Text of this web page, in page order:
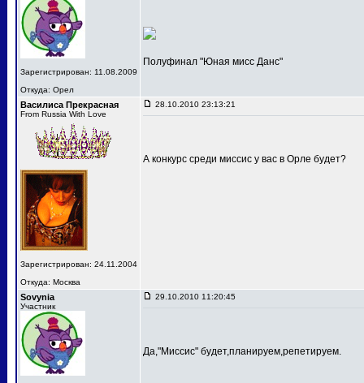
Зарегистрирован: 11.08.2009
Откуда: Орел
Полуфинал "Юная мисс Данс"
Василиса Прекрасная
From Russia With Love
Зарегистрирован: 24.11.2004
Откуда: Москва
28.10.2010 23:13:21
А конкурс среди миссис у вас в Орле будет?
Sovynia
Участник
29.10.2010 11:20:45
Да,"Миссис" будет,планируем,репетируем.